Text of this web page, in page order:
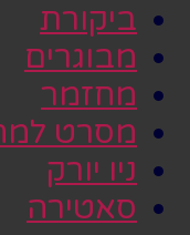
ביקורת
מבוגרים
מחזמר
מסרט
ניו יורק
סאטירה